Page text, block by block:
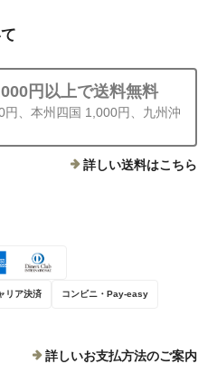
円以上で送料無料
円、本州四国 1,000円、九州沖
詳しい送料はこちら
リア決済 コンビニ・Pay-easy
詳しいお支払方法のご案内